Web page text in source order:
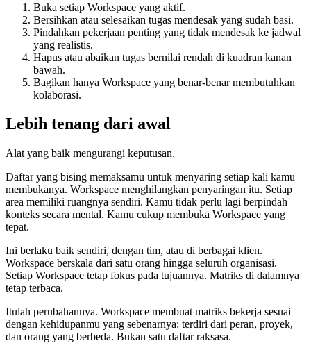
Buka setiap Workspace yang aktif.
Bersihkan atau selesaikan tugas mendesak yang sudah basi.
Pindahkan pekerjaan penting yang tidak mendesak ke jadwal
yang realistis.
Hapus atau abaikan tugas bernilai rendah di kuadran kanan
bawah.
Bagikan hanya Workspace yang benar-benar membutuhkan
kolaborasi.
Lebih tenang dari awal
Alat yang baik mengurangi keputusan.
Daftar yang bising memaksamu untuk menyaring setiap kali kamu
membukanya. Workspace menghilangkan penyaringan itu. Setiap
area memiliki ruangnya sendiri. Kamu tidak perlu lagi berpindah
konteks secara mental. Kamu cukup membuka Workspace yang
tepat.
Ini berlaku baik sendiri, dengan tim, atau di berbagai klien.
Workspace berskala dari satu orang hingga seluruh organisasi.
Setiap Workspace tetap fokus pada tujuannya. Matriks di dalamnya
tetap terbaca.
Itulah perubahannya. Workspace membuat matriks bekerja sesuai
dengan kehidupanmu yang sebenarnya: terdiri dari peran, proyek,
dan orang yang berbeda. Bukan satu daftar raksasa.